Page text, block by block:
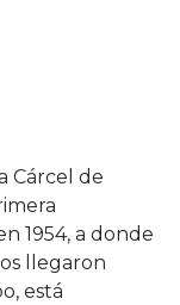
Cárcel de
1954, a donde
llegaron
está